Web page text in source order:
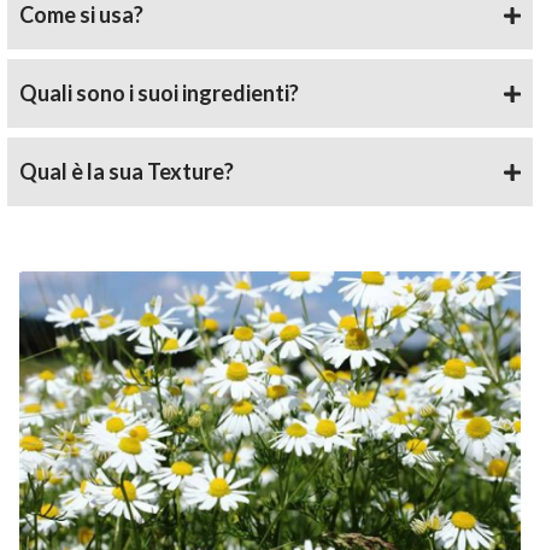
Come si usa?
Quali sono i suoi ingredienti?
Qual è la sua Texture?